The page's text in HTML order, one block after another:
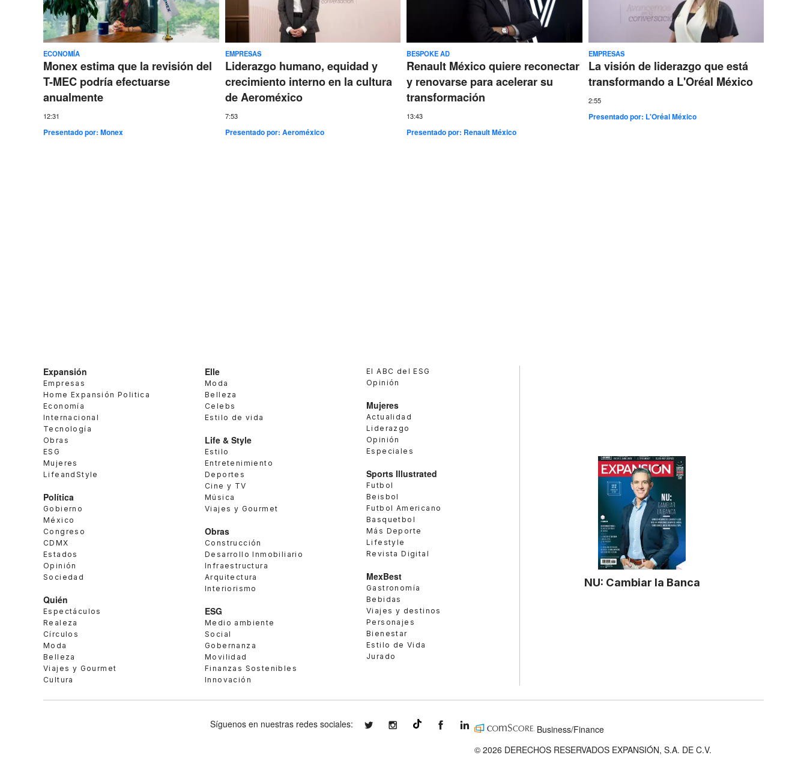
ECONOMÍA
Monex estima que la revisión del
T-MEC podría efectuarse
anualmente
12:31
Presentado por:Monex
EMPRESAS
Liderazgo humano, equidad y
crecimiento interno en la cultura
de Aeroméxico
7:53
Presentado por: Aeroméxico
BESPOKE AD
Renault México quiere reconectar
y renovarse para acelerar su
transformación
13:43
Presentado por: Renault México
EMPRESAS
La visión de liderazgo que está
transformando a L'Oréal México
2:55
Presentado por: L'Oréal México
Expansión
Empresas
Home Expansión Politica
Economía
Internacional
Tecnología
Obras
ESG
Mujeres
LifeandStyle
Política
Gobierno
México
Congreso
CDMX
Estados
Opinión
Sociedad
Quién
Espectáculos
Realeza
Círculos
Moda
Belleza
Viajes y Gourmet
Cultura
Elle
Moda
Belleza
Celebs
Estilo de vida
Life & Style
Estilo
Entretenimiento
Deportes
Cine y TV
Música
Viajes y Gourmet
Obras
Construcción
Desarrollo Inmobiliario
Infraestructura
Arquitectura
Interiorismo
ESG
Medio ambiente
Social
Gobernanza
Movilidad
Finanzas Sostenibles
Innovación
El ABC del ESG
Opinión
Mujeres
Actualidad
Liderazgo
Opinión
Especiales
Sports Illustrated
Futbol
Beisbol
Futbol Americano
Basquetbol
Más Deporte
Lifestyle
Revista Digital
MexBest
Gastronomía
Bebidas
Viajes y destinos
Personajes
Bienestar
Estilo de Vida
Jurado
NU: Cambiar la Banca
Síguenos en nuestras redes sociales: expansionmxexpansionmx ExpansionMex
expansion
Business/Finance
© 2026 DERECHOS RESERVADOS EXPANSIÓN, S.A. DE C.V.